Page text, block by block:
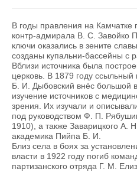
В годы правления на Камчатке
контр-адмирала В. С. Завойко
ключи оказались в зените
созданы купальни-бассейны с
Вблизи источника была
церковь. В 1879 году ссыльный
Б. И. Дыбовский внёс большой
изучение источников с
зрения. Их изучали и
под руководством Ф. П.
1910), а также Заварицкого А.
академика Пийпа Б. И.
Близ села в боях за
власти в 1922 году погиб
партизанского отряда Г. М.